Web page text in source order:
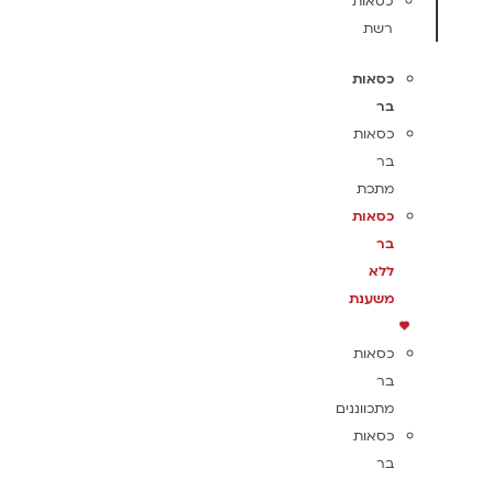
רשת
כסאות
בר
כסאות
בר
מתכת
כסאות
בר
ללא
משענת
כסאות
בר
מתכווננים
כסאות
בר